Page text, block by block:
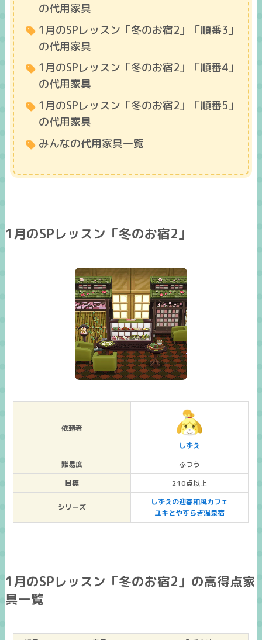
の代用家具
1月のSPレッスン「冬のお宿2」「順番3」
の代用家具
1月のSPレッスン「冬のお宿2」「順番4」
の代用家具
1月のSPレッスン「冬のお宿2」「順番5」
の代用家具
みんなの代用家具一覧
1月のSPレッスン「冬のお宿2」
依頼者
しずえ
難易度
ふつう
目標
210点以上
シリーズ
しずえの迎春和風カフェ
ユキとやすらぎ温泉宿
1月のSPレッスン「冬のお宿2」の高得点家
具一覧